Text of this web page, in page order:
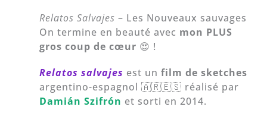
Relatos Salvajes – Les Nouveaux sauvages
On termine en beauté avec mon PLUS
gros coup de cœur 😍 !
Relatos salvajes est unfilm de sketches
argentino-espagnol 🇦🇷🇪🇸 réalisé par
Damián Szifrón et sorti en 2014.